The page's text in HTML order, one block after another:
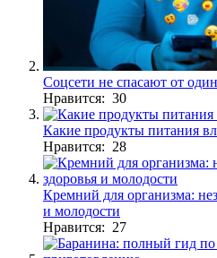
Соцсети не спасают от
Нравится: 30
Какие продукты питания
Нравится: 28
Кремний для организма:
и молодости
Нравится: 27